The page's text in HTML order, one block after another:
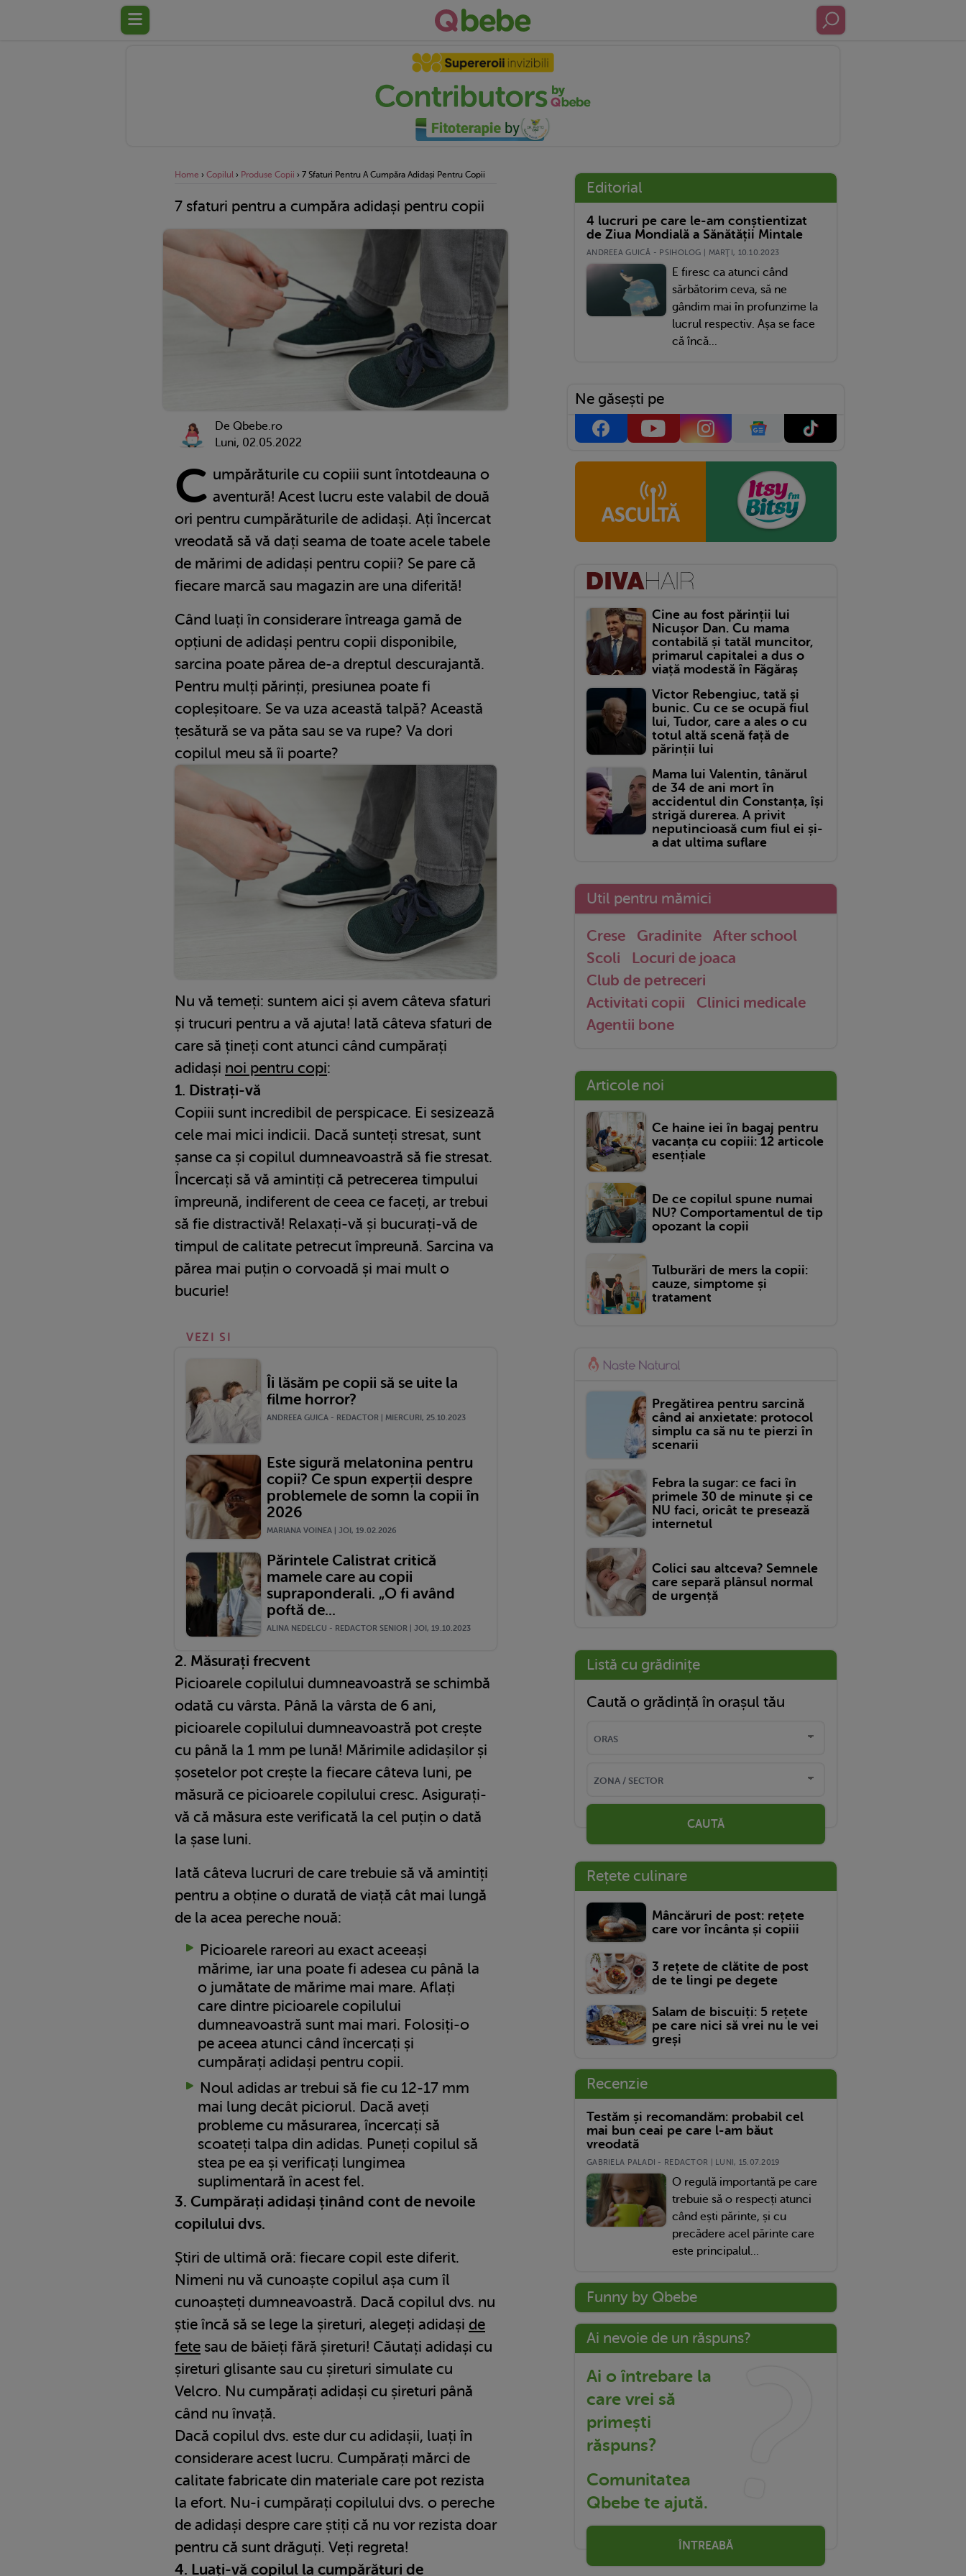
Home › Copilul › Produse Copii › 7 Sfaturi Pentru A Cumpăra Adidași Pentru Copii
7 sfaturi pentru a cumpăra adidași pentru copii
De Qbebe.ro
Luni, 02.05.2022
C umpărăturile cu copiii sunt întotdeauna o
aventură! Acest lucru este valabil de două
ori pentru cumpărăturile de adidași. Ați încercat
vreodată să vă dați seama de toate acele tabele
de mărimi de adidași pentru copii? Se pare că
fiecare marcă sau magazin are una diferită!
Când luați în considerare întreaga gamă de
opțiuni de adidași pentru copii disponibile,
sarcina poate părea de-a dreptul descurajantă.
Pentru mulți părinți, presiunea poate fi
copleșitoare. Se va uza această talpă? Această
țesătură se va păta sau se va rupe? Va dori
copilul meu să îi poarte?
Nu vă temeți: suntem aici și avem câteva sfaturi
și trucuri pentru a vă ajuta! Iată câteva sfaturi de
care să țineți cont atunci când cumpărați
adidași noi pentru copi:
1. Distrați-vă
Copiii sunt incredibil de perspicace. Ei sesizează
cele mai mici indicii. Dacă sunteți stresat, sunt
șanse ca și copilul dumneavoastră să fie stresat.
Încercați să vă amintiți că petrecerea timpului
împreună, indiferent de ceea ce faceți, ar trebui
să fie distractivă! Relaxați-vă și bucurați-vă de
timpul de calitate petrecut împreună. Sarcina va
părea mai puțin o corvoadă și mai mult o
bucurie!
VEZI SI
Îi lăsăm pe copii să se uite la
filme horror?
ANDREEA GUICA - REDACTOR | MIERCURI, 25.10.2023
Este sigură melatonina pentru
copii? Ce spun experții despre
problemele de somn la copii în
2026
MARIANA VOINEA | JOI, 19.02.2026
Părintele Calistrat critică
mamele care au copii
supraponderali. „O fi având
poftă de...
ALINA NEDELCU - REDACTOR SENIOR | JOI, 19.10.2023
2. Măsurați frecvent
Picioarele copilului dumneavoastră se schimbă
odată cu vârsta. Până la vârsta de 6 ani,
picioarele copilului dumneavoastră pot crește
cu până la 1 mm pe lună! Mărimile adidașilor și
șosetelor pot crește la fiecare câteva luni, pe
măsură ce picioarele copilului cresc. Asigurați-
vă că măsura este verificată la cel puțin o dată
la șase luni.
Iată câteva lucruri de care trebuie să vă amintiți
pentru a obține o durată de viață cât mai lungă
de la acea pereche nouă:
Picioarele rareori au exact aceeași
mărime, iar una poate fi adesea cu până la
o jumătate de mărime mai mare. Aflați
care dintre picioarele copilului
dumneavoastră sunt mai mari. Folosiți-o
pe aceea atunci când încercați și
cumpărați adidași pentru copii.
Noul adidas ar trebui să fie cu 12-17 mm
mai lung decât piciorul. Dacă aveți
probleme cu măsurarea, încercați să
scoateți talpa din adidas. Puneți copilul să
stea pe ea și verificați lungimea
suplimentară în acest fel.
3. Cumpărați adidași ținând cont de nevoile
copilului dvs.
Știri de ultimă oră: fiecare copil este diferit.
Nimeni nu vă cunoaște copilul așa cum îl
cunoașteți dumneavoastră. Dacă copilul dvs. nu
știe încă să se lege la șireturi, alegeți adidași de
fete sau de băieți fără șireturi! Căutați adidași cu
șireturi glisante sau cu șireturi simulate cu
Velcro. Nu cumpărați adidași cu șireturi până
când nu învață.
Dacă copilul dvs. este dur cu adidașii, luați în
considerare acest lucru. Cumpărați mărci de
calitate fabricate din materiale care pot rezista
la efort. Nu-i cumpărați copilului dvs. o pereche
de adidași despre care știți că nu vor rezista doar
pentru că sunt drăguți. Veți regreta!
4. Luați-vă copilul la cumpărături de
Editorial
4 lucruri pe care le-am conștientizat
de Ziua Mondială a Sănătății Mintale
ANDREEA GUICĂ - PSIHOLOG | MARŢI, 10.10.2023
E firesc ca atunci când
sărbătorim ceva, să ne
gândim mai în profunzime la
lucrul respectiv. Așa se face
că încă...
Ne găsești pe
Cine au fost părinții lui
Nicușor Dan. Cu mama
contabilă și tatăl muncitor,
primarul capitalei a dus o
viață modestă în Făgăraș
Victor Rebengiuc, tată și
bunic. Cu ce se ocupă fiul
lui, Tudor, care a ales o cu
totul altă scenă față de
părinții lui
Mama lui Valentin, tânărul
de 34 de ani mort în
accidentul din Constanța, își
strigă durerea. A privit
neputincioasă cum fiul ei și-
a dat ultima suflare
Util pentru mămici
Crese Gradinite
After school
Scoli
Locuri de joaca
Club de petreceri
Activitati copii
Clinici medicale
Agentii bone
Articole noi
Ce haine iei în bagaj pentru
vacanța cu copiii: 12 articole
esențiale
De ce copilul spune numai
NU? Comportamentul de tip
opozant la copii
Tulburări de mers la copii:
cauze, simptome și
tratament
Pregătirea pentru sarcină
când ai anxietate: protocol
simplu ca să nu te pierzi în
scenarii
Febra la sugar: ce faci în
primele 30 de minute și ce
NU faci, oricât te presează
internetul
Colici sau altceva? Semnele
care separă plânsul normal
de urgență
Listă cu grădinițe
Caută o grădință în orașul tău
CAUTĂ
Rețete culinare
Mâncăruri de post: rețete
care vor încânta și copiii
3 rețete de clătite de post
de te lingi pe degete
Salam de biscuiți: 5 rețete
pe care nici să vrei nu le vei
greși
Recenzie
Testăm și recomandăm: probabil cel
mai bun ceai pe care l-am băut
vreodată
GABRIELA PALADI - REDACTOR | LUNI, 15.07.2019
O regulă importantă pe care
trebuie să o respecți atunci
când ești părinte, și cu
precădere acel părinte care
este principalul...
Funny by Qbebe
Ai nevoie de un răspuns?
Ai o întrebare la
care vrei să
primești
răspuns?
Comunitatea
Qbebe te ajută.
ÎNTREABĂ